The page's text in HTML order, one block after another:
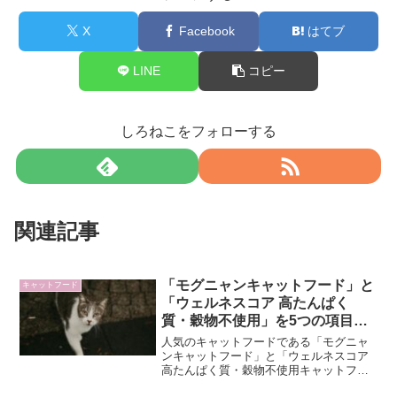
X Facebook はてブ
LINE コピー
しろねこをフォローする
関連記事
キャットフード
「モグニャンキャットフード」と
「ウェルネスコア 高たんぱく
質・穀物不使用」を5つの項目で
比較！
人気のキャットフードである「モグニャ
ンキャットフード」と「ウェルネスコア
高たんぱく質・穀物不使用キャットフー